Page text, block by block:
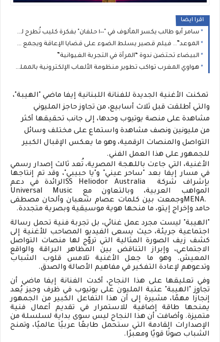
اقرا ايضا
سامر أبو طالب يكسر المألوف في "١٠٠ حلفان" بفكرة كليب تُطرح للمرة الأولى
الموعد”.. فيلم قصير يسلط الضوء على قضايا الإعاقة ويجمع مهنيي السينما بالرباط
البيضاء تحتضن ندوة “المرأة في التجربة الغيوانية”
هواوي المغرب تواكب تطوير منظومة الألعاب الإلكترونية بالمملكة بمناسبة Morocco Gaming Expo 2026
تمكنت الأغنية الجديدة للفنانة اللبنانية إيفا ماضي "الهيبة"،
والتي أطلقت قبل ثلاث أسابيع، من تجاوز حاجز المليوني
مشاهدة على منصة يوتيوب وحدها، إلى جانب تحقيقها أكثر
من مليونين ونصف مشاهدة واستماع على مختلف وسائل
التواصل والمنصات الرقمية، وهو ما يعكس الإقبال الكبير
للجمهور على هذا العمل الفني.
الأغنية، التي جاءت باللهجة المصرية، تُعد ثالث إصدار رسمي
في مسار إيفا بعد "ساحر عيني" و"يا حبيبي"، وقد تم إنتاجها
بإشراف شركة
SS Heliodor Australiaالرائدة في دعم
المواهب العربية، وبالتعاون مع Universal Music
MENA.وجمعت بين كلمات عصام شعبان وألحان مصطفى
حامد وإخراج إيتو، ما منحها هوية موسيقية وبصرية متجددة.
الهيبة" ليست مجرد عمل غنائي، بل تجربة فنية تحمل رسالة
اجتماعية جريئة، حيث يسعى الفيديو المصاحب للأغنية إلى
كشف زيف الصورة المثالية التي تروّج لها منصات التواصل
الاجتماعي، وإبراز التناقض بين المظاهر البراقة والواقع
المعيش. وهو ما جعل الأغنية تلامس قلوب الشباب
وتدعوهم لإعادة التفكير في مفاهيم الأصالة والصدق.
وفي تعليقها على هذا النجاح، أكدت الفنانة إيفا ماضي أن
تجاوز "الهيبة" عتبة المليون على يوتيوب في ظرف وجيز يُعد
إنجازًا مهمًا، مشيرة إلى أن هذا التفاعل الكبير من الجمهور
يمنحها طاقة إضافية للاستمرار في تقديم أعمال فنية
متميزة. وأضافت أن هذا النجاح ليس سوى بداية لسلسلة من
الإصدارات القادمة التي ستحمل طابعًا عربيًا عالميًا، وتمنح
الشباب صوتًا قويًا ومعبرًا.